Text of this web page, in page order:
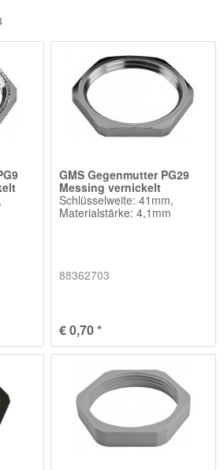
GMS Gegenmutter PG29
Messing vernickelt
Schlüsselweite: 41mm,
Materialstärke: 4,1mm
88362703
€ 0,70 *